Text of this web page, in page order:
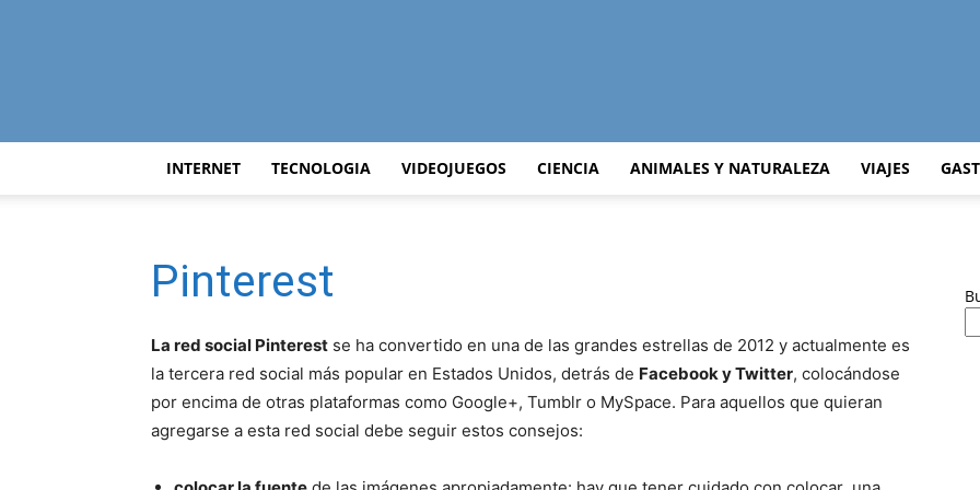
Curiosidades
INTERNET TECNOLOGIA VIDEOJUEGOS CIENCIA ANIMALES Y NATURALEZA VIAJES
Pinterest
La red social Pinterest se ha convertido en una de las grandes estrellas de 2012 y actualmente es
la tercera red social más popular en Estados Unidos, detrás de Facebook y Twitter, colocándose
por encima de otras plataformas como Google+, Tumblr o MySpace. Para aquellos que quieran
agregarse a esta red social debe seguir estos consejos: